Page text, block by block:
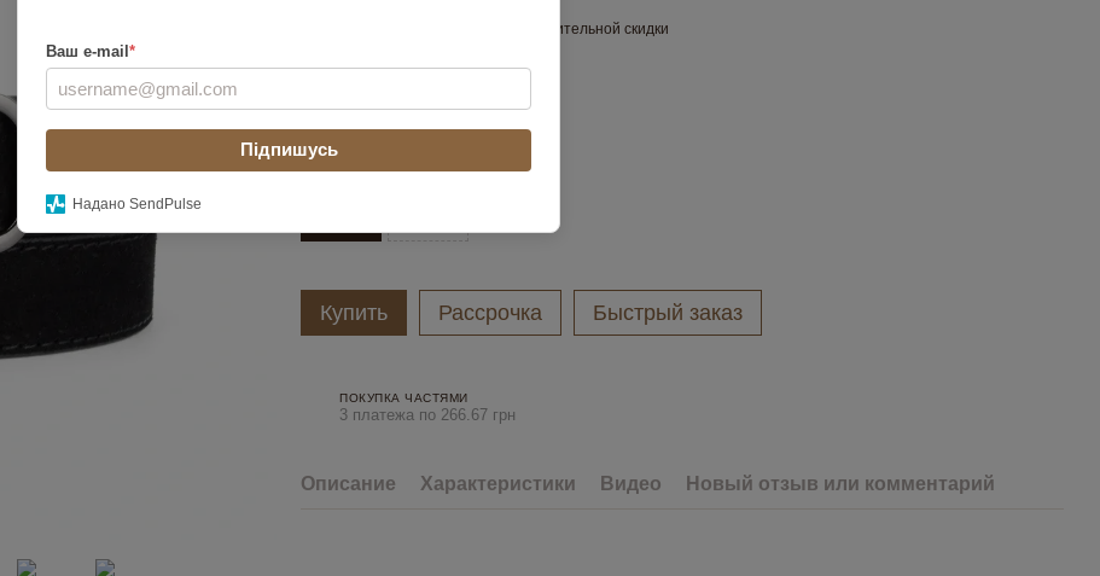
Ваш e-mail *
Підпишусь
Надано SendPulse
для отображения накопительной скидки
Купить Рассрочка Быстрый заказ
ПОКУПКА ЧАСТЯМИ
3 платежа по 266.67 грн
Описание Характеристики Видео Новый отзыв или комментарий